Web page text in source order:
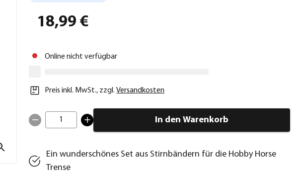
18,99 €
Online nicht verfügbar
Preis inkl. MwSt., zzgl. Versandkosten
1 In den Warenkorb
Ein wunderschönes Set aus Stirnbändern für die Hobby Horse
Trense